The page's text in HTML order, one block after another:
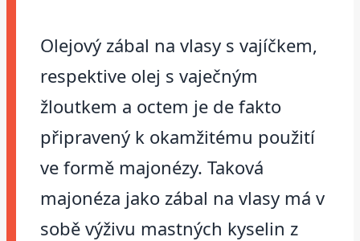
Olejový zábal na vlasy s vajíčkem,
respektive olej s vaječným
žloutkem a octem je de fakto
připravený k okamžitému použití
ve formě majonézy. Taková
majonéza jako zábal na vlasy má v
sobě výživu mastných kyselin z